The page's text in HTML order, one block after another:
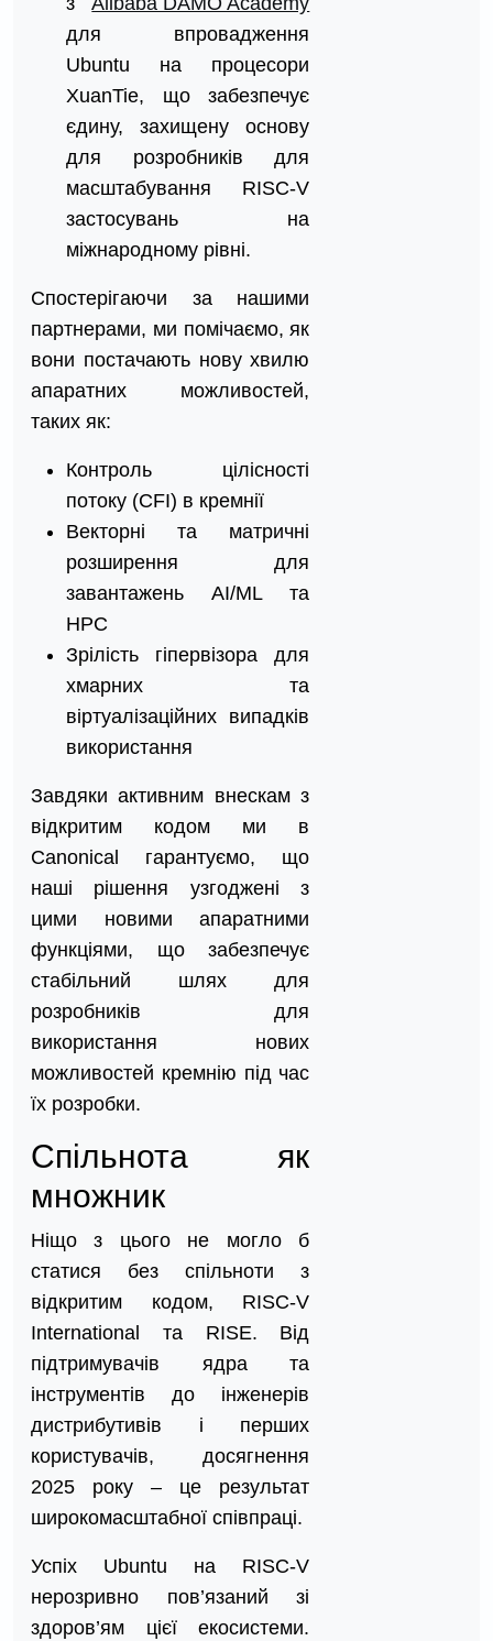
для впровадження
Ubuntu на процесори
XuanTie, що забезпечує
єдину, захищену основу
для розробників для
масштабування RISC-V
застосувань на
міжнародному рівні.
Спостерігаючи за нашими
партнерами, ми помічаємо, як
вони постачають нову хвилю
апаратних можливостей,
таких як:
Контроль цілісності
потоку (CFI) в кремнії
Векторні та матричні
розширення для
завантажень AI/ML та
HPC
Зрілість гіпервізора для
хмарних та
віртуалізаційних випадків
використання
Завдяки активним внескам з
відкритим кодом ми в
Canonical гарантуємо, що
наші рішення узгоджені з
цими новими апаратними
функціями, що забезпечує
стабільний шлях для
розробників для
використання нових
можливостей кремнію під час
їх розробки.
Спільнота як
множник
Ніщо з цього не могло б
статися без спільноти з
відкритим кодом, RISC-V
International та RISE. Від
підтримувачів ядра та
інструментів до інженерів
дистрибутивів і перших
користувачів, досягнення
2025 року – це результат
широкомасштабної співпраці.
Успіх Ubuntu на RISC-V
нерозривно пов’язаний зі
здоров’ям цієї екосистеми.